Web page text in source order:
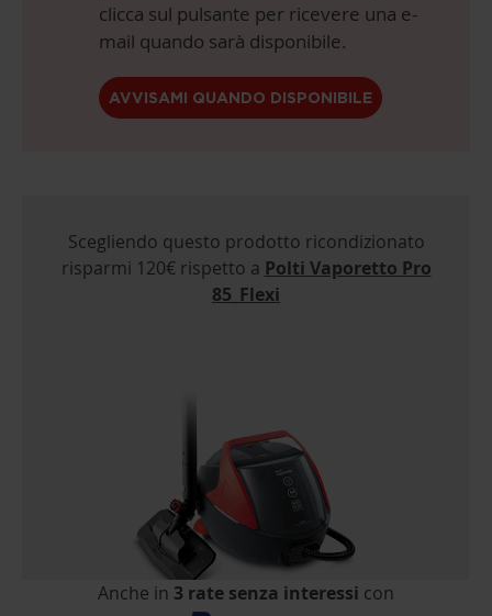
clicca sul pulsante per ricevere una e-
mail quando sarà disponibile.
AVVISAMI QUANDO DISPONIBILE
Scegliendo questo prodotto ricondizionato
risparmi 120€ rispetto a Polti Vaporetto Pro
85_Flexi
Anche in 3 rate senza interessi con